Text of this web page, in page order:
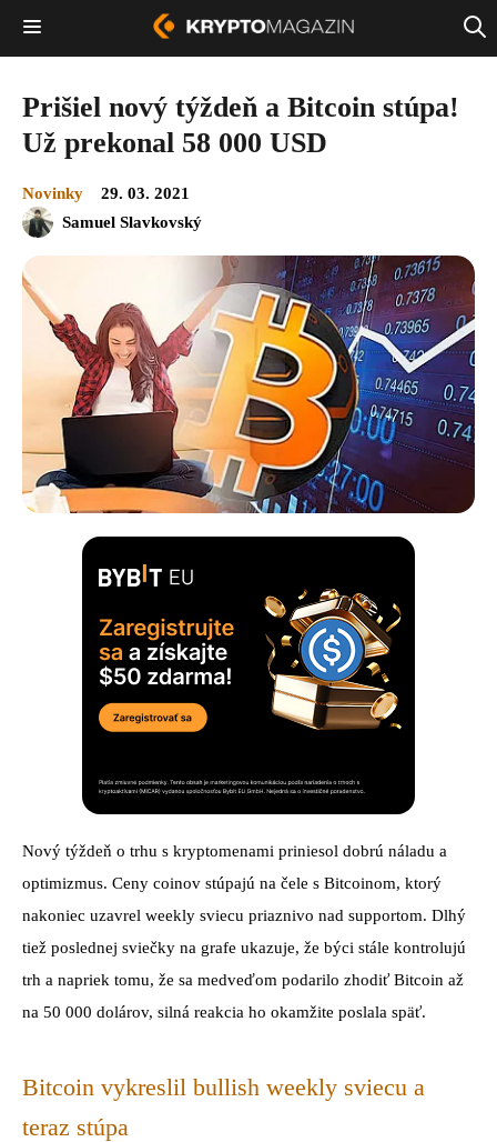
Prišiel nový týždeň a Bitcoin stúpa!
Už prekonal 58 000 USD
Novinky
29. 03. 2021
Samuel Slavkovský
Nový týždeň o trhu s kryptomenami priniesol dobrú náladu a
optimizmus. Ceny coinov stúpajú na čele s Bitcoinom, ktorý
nakoniec uzavrel weekly sviecu priaznivo nad supportom. Dlhý
tiež poslednej sviečky na grafe ukazuje, že býci stále kontrolujú
trh a napriek tomu, že sa medveďom podarilo zhodiť Bitcoin až
na 50 000 dolárov, silná reakcia ho okamžite poslala späť.
Bitcoin vykreslil bullish weekly sviecu a
teraz stúpa